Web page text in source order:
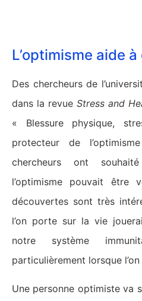
L’optimisme aide
Des chercheurs de
dans la revue Stress and
« Blessure physique,
protecteur de
chercheurs ont souhaité
l’optimisme pouvait être
découvertes sont très
l’on porte sur la vie
notre système
particulièrement lorsque
Une personne optimiste va